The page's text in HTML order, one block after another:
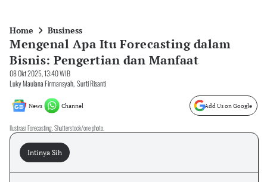
Home Business
Mengenal Apa Itu Forecasting dalam
Bisnis: Pengertian dan Manfaat
08 Okt 2025, 13:40 WIB
Luky Maulana Firmansyah, Surti Risanti
News Channel Add Us on Google
Ilustrasi Forecasting. Shutterstock/one photo.
Intinya Sih